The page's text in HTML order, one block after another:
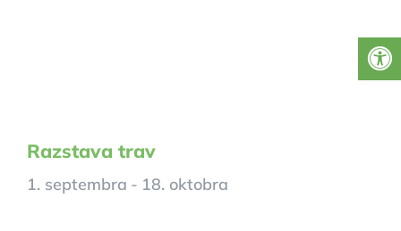
Razstava trav
1. septembra - 18. oktobra